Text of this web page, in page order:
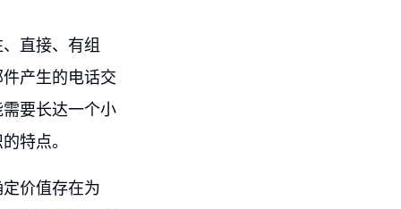
直接、有组
产生的电话交
要长达一个小
特点。
价值存在为